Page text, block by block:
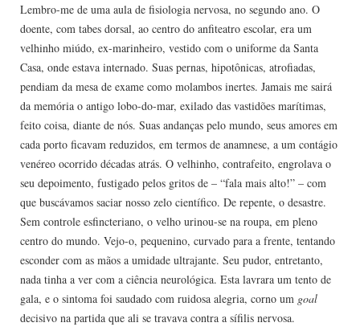
Lembro-me de uma aula de fisiologia nervosa, no segundo ano. O
doente, com tabes dorsal, ao centro do anfiteatro escolar, era um
velhinho miúdo, ex-marinheiro, vestido com o uniforme da Santa
Casa, onde estava internado. Suas pernas, hipotônicas, atro­fiadas,
pendiam da mesa de exame como molambos inertes. Jamais me sairá
da memória o antigo lobo-do-mar, exilado das vastidões marítimas,
feito coisa, diante de nós. Suas andanças pelo mundo, seus amores em
cada porto ficavam reduzidos, em termos de anamnese, a um contágio
venéreo ocorrido décadas atrás. O velhinho, contrafeito, engrolava o
seu depoimento, fustigado pelos gritos de – “fala mais alto!” – com
que buscávamos saciar nosso zelo científico. De repente, o desastre.
Sem controle esfincteriano, o velho urinou-se na roupa, em pleno
centro do mundo. Vejo-o, pequenino, curvado para a frente, tentando
esconder com as mãos a umidade ultrajante. Seu pudor, entretanto,
nada tinha a ver com a ciência neurológica. Esta lavrara um tento de
gala, e o sintoma foi saudado com ruidosa alegria, corno um goal
decisivo na partida que ali se travava contra a sífilis nervosa.